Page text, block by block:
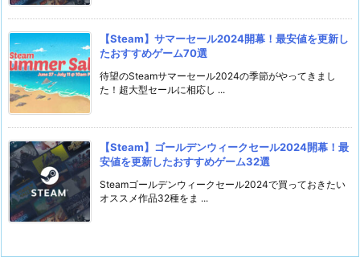
【Steam】サマーセール2024開幕！最安値を更新し
たおすすめゲーム70選
待望のSteamサマーセール2024の季節がやってきまし
た！超大型セールに相応し ...
【Steam】ゴールデンウィークセール2024開幕！最
安値を更新したおすすめゲーム32選
Steamゴールデンウィークセール2024で買っておきたい
オススメ作品32種をま ...